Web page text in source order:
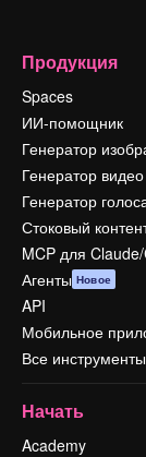
Продукция
Spaces
ИИ-помощник
Генератор
Генератор
Генератор
Стоковый
MCP для
Агенты Новое
API
Мобильное
Все
Начать
Academy